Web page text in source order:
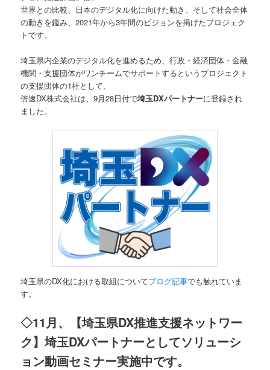
世界との比較、日本のデジタル化に向けた動き、そして社会全体
の動きを鑑み、2021年から3年間のビジョンを掲げたプロジェク
トです。
埼玉県内企業のデジタル化を進めるため、行政・経済団体・金融
機関・支援団体がワンチームでサポートするというプロジェクト
の支援団体の1社として、
倍速DX株式会社は、9月28日付で埼玉DXパートナーに登録され
ました。
埼玉県のDX化における取組についてブログ記事でも触れていま
す。
◇11月、【埼玉県DX推進支援ネットワー
ク】埼玉DXパートナーとしてソリューシ
ョン動画セミナー実施中です。